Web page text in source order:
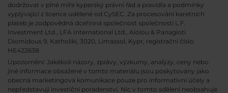
dodržovat v plné míře kyperský právní řád a pravidla a podmínky
vyplývající z licence udělené od CySEC. Za procesování karetních
plateb je zodpovědná dceřinná společnost společnosti L.F.
Investment Ltd., LFA International Ltd., Aiolou & Panagioti
Diomidous 9, Katholiki, 3020, Limassol, Kypr, registrační číslo:
HE422638.
Upozornění: Jakékoli názory, zprávy, výzkumy, analýzy, ceny nebo
jiné informace obsažené v tomto materiálu jsou poskytovány jako
obecná marketingová komunikace pouze pro informativní účely a
nepředstavují investiční poradenství. Nic v tomto sdělení neobsahuje